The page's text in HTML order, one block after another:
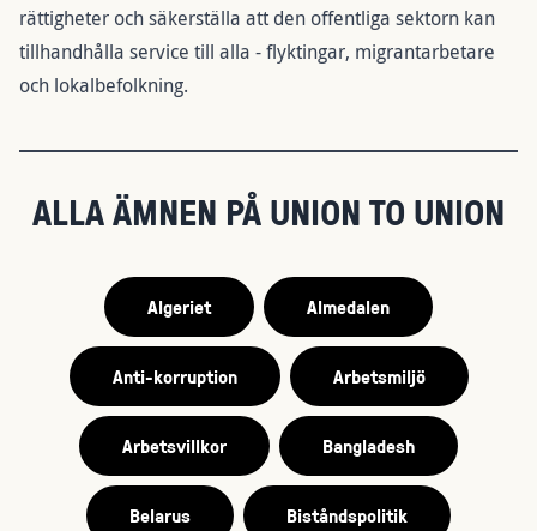
rättigheter och säkerställa att den offentliga sektorn kan
tillhandhålla service till alla - flyktingar, migrantarbetare
och lokalbefolkning.
ALLA ÄMNEN PÅ UNION TO UNION
Algeriet Almedalen
Anti-korruption Arbetsmiljö
Arbetsvillkor Bangladesh
Belarus Biståndspolitik